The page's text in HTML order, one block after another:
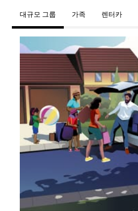
대규모 그룹 가족 렌터카